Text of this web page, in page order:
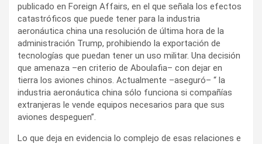
publicado en Foreign Affairs, en el que señala los efectos
catastróficos que puede tener para la industria
aeronáutica china una resolución de última hora de la
administración Trump, prohibiendo la exportación de
tecnologías que puedan tener un uso militar. Una decisión
que amenaza –en criterio de Aboulafia– con dejar en
tierra los aviones chinos. Actualmente –aseguró– “ la
industria aeronáutica china sólo funciona si compañías
extranjeras le vende equipos necesarios para que sus
aviones despeguen”.
Lo que deja en evidencia lo complejo de esas relaciones e